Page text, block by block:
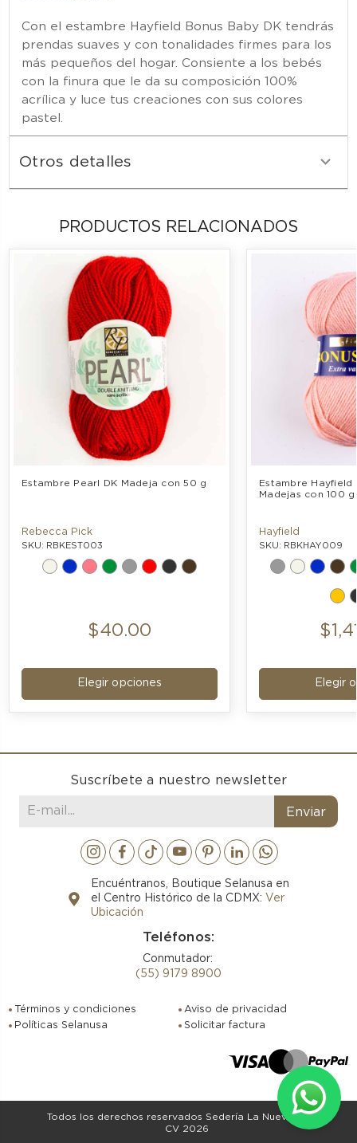
Con el estambre Hayfield Bonus Baby DK tendrás
prendas suaves y con tonalidades firmes para los
más pequeños del hogar. Consiente a los bebés
con la finura que le da su composición 100%
acrílica y luce tus creaciones con sus colores
pastel.
Otros detalles
PRODUCTOS RELACIONADOS
Estambre Pearl DK Madeja con 50 g
Rebecca Pick
SKU: RBKEST003
$40.00
Elegir opciones
Estambre Hayfield
Madejas con 100 g
Hayfield
SKU: RBKHAY009
Elegir
Suscríbete a nuestro newsletter
Encuéntranos, Boutique Selanusa en
el Centro Histórico de la CDMX: Ver
Ubicación
Teléfonos:
Conmutador:
(55) 9179 8900
Términos y condiciones
Aviso de privacidad
Políticas Selanusa
Solicitar factura
Todos los derechos reservados Sedería La Nueva SA de
CV 2026